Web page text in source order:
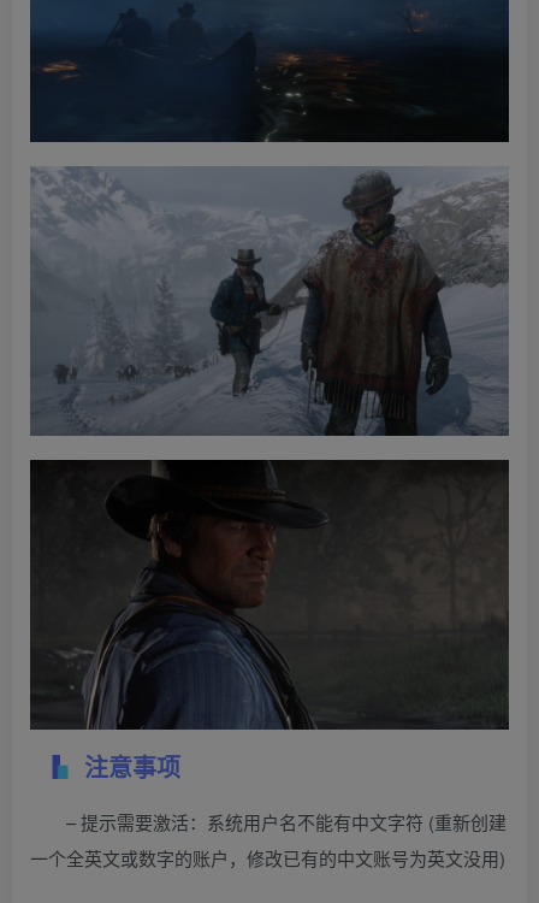
注意事项
– 提示需要激活：系统用户名不能有中文字符 (重新创建
一个全英文或数字的账户，修改已有的中文账号为英文没用)